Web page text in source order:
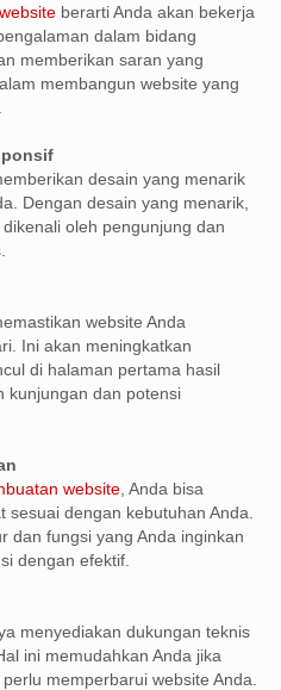
berarti Anda akan bekerja
dalam bidang
memberikan saran yang
membangun website yang
desain yang menarik
Dengan desain yang menarik,
oleh pengunjung dan
website Anda
Ini akan meningkatkan
di halaman pertama hasil
kunjungan dan potensi
website , Anda bisa
dengan kebutuhan Anda.
dan fungsi yang Anda inginkan
dengan efektif.
menyediakan dukungan teknis
ini memudahkan Anda jika
memperbarui website Anda.